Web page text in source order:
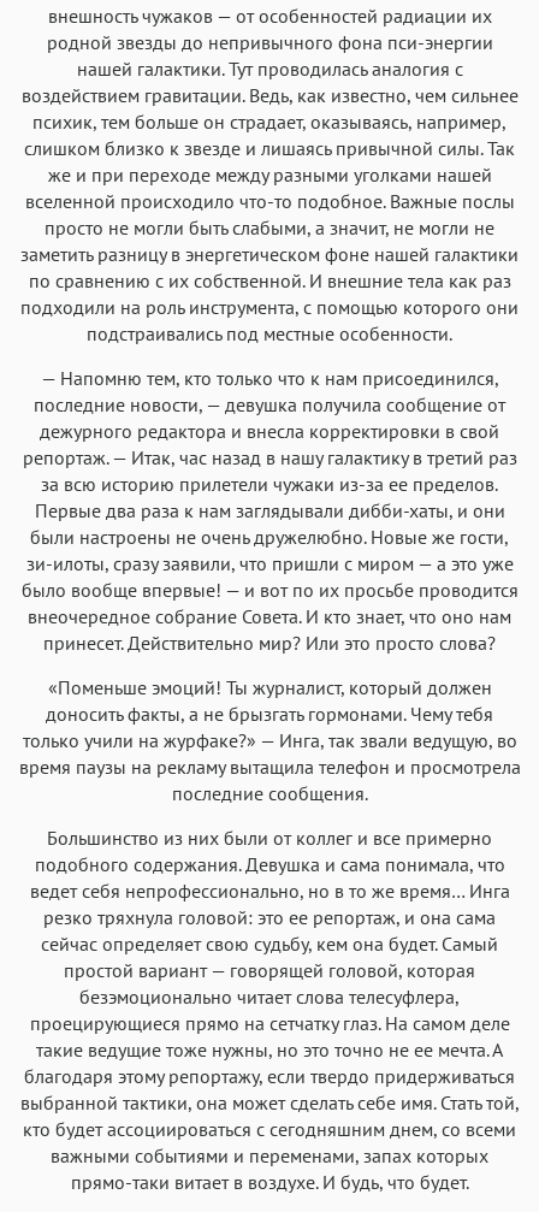
внешность чужаков — от особенностей радиации их
родной звезды до непривычного фона пси-энергии
нашей галактики. Тут проводилась аналогия с
воздействием гравитации. Ведь, как известно, чем сильнее
психик, тем больше он страдает, оказываясь, например,
слишком близко к звезде и лишаясь привычной силы. Так
же и при переходе между разными уголками нашей
вселенной происходило что-то подобное. Важные послы
просто не могли быть слабыми, а значит, не могли не
заметить разницу в энергетическом фоне нашей галактики
по сравнению с их собственной. И внешние тела как раз
подходили на роль инструмента, с помощью которого они
подстраивались под местные особенности.
— Напомню тем, кто только что к нам присоединился,
последние новости, — девушка получила сообщение от
дежурного редактора и внесла корректировки в свой
репортаж. — Итак, час назад в нашу галактику в третий раз
за всю историю прилетели чужаки из-за ее пределов.
Первые два раза к нам заглядывали дибби-хаты, и они
были настроены не очень дружелюбно. Новые же гости,
зи-илоты, сразу заявили, что пришли с миром — а это уже
было вообще впервые! — и вот по их просьбе проводится
внеочередное собрание Совета. И кто знает, что оно нам
принесет. Действительно мир? Или это просто слова?
«Поменьше эмоций! Ты журналист, который должен
доносить факты, а не брызгать гормонами. Чему тебя
только учили на журфаке?» — Инга, так звали ведущую, во
время паузы на рекламу вытащила телефон и просмотрела
последние сообщения.
Большинство из них были от коллег и все примерно
подобного содержания. Девушка и сама понимала, что
ведет себя непрофессионально, но в то же время… Инга
резко тряхнула головой: это ее репортаж, и она сама
сейчас определяет свою судьбу, кем она будет. Самый
простой вариант — говорящей головой, которая
безэмоционально читает слова телесуфлера,
проецирующиеся прямо на сетчатку глаз. На самом деле
такие ведущие тоже нужны, но это точно не ее мечта. А
благодаря этому репортажу, если твердо придерживаться
выбранной тактики, она может сделать себе имя. Стать той,
кто будет ассоциироваться с сегодняшним днем, со всеми
важными событиями и переменами, запах которых
прямо-таки витает в воздухе. И будь, что будет.